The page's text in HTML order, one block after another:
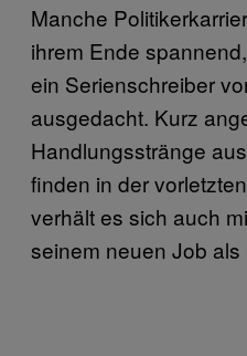
Manche
ihrem Ende
ein Serienschreiber
ausgedacht. Kurz
Handlungsstränge
finden in der
verhält es sich auch
seinem neuen Job